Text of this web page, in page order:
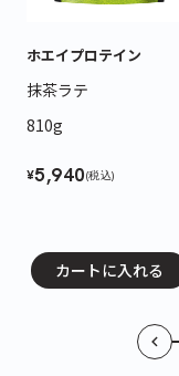
ホエイプロテイン
抹茶ラテ
810g
¥5,940(税込)
カートに入れる